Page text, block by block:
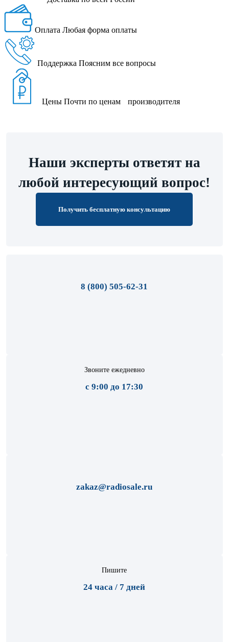
Оплата Любая форма оплаты
Поддержка Поясним все вопросы
Цены Почти по ценам производителя
Наши эксперты ответят на
любой интересующий вопрос!
Получить бесплатную консультацию
8 (800) 505-62-31
Звоните ежедневно
с 9:00 до 17:30
zakaz@radiosale.ru
Пишите
24 часа / 7 дней